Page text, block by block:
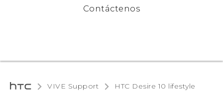
Contáctenos
VIVE Support HTC Desire 10 lifestyle‎